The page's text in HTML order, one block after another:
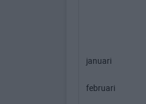
januari
februari